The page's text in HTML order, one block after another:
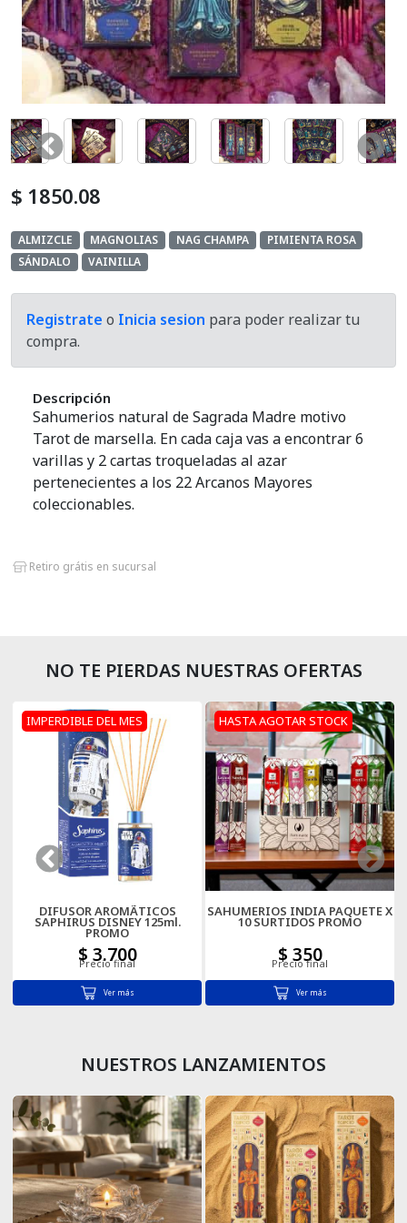
$ 1850.08
ALMIZCLE MAGNOLIAS NAG CHAMPA
PIMIENTA ROSA
SÁNDALO
VAINILLA
Registrate o Inicia sesion para poder realizar tu
compra.
Descripción
Sahumerios natural de Sagrada Madre motivo
Tarot de marsella. En cada caja vas a encontrar 6
varillas y 2 cartas troqueladas al azar
pertenecientes a los 22 Arcanos Mayores
coleccionables.
Retiro grátis en sucursal
NO TE PIERDAS NUESTRAS OFERTAS
IMPERDIBLE DEL MES
DIFUSOR AROMÃTICOS
SAPHIRUS DISNEY 125ml.
PROMO
$ 3.700
Precio final
Ver más
HASTA AGOTAR STOCK
SAHUMERIOS INDIA PAQUETE X
10 SURTIDOS PROMO
$ 350
Precio final
Ver más
NUESTROS LANZAMIENTOS
Cosmetica Del Automotor
Defumacion
Equipos Aromatizador
Exhibidores
Home And Deco
Kits
Lamparas De Sal
Porta Sahumerios
Perfumes Simil Hombre
Perfumes Simil Mujer
Sahumerios Dhoop
Sahumerios Conos Cascada
Sahumadores
Velas Y Velones
Cartas